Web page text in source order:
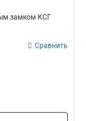
замком КСГ
Сравнить